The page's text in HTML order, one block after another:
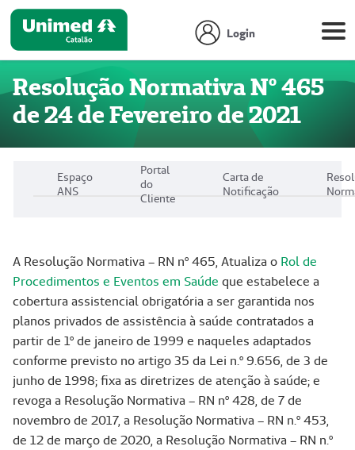
Login
Resolução Normativa Nº 465
de 24 de Fevereiro de 2021
Espaço
ANS
Portal
do
Cliente
Carta de
Notificação
A Resolução Normativa – RN nº 465, Atualiza o Rol de
Procedimentos e Eventos em Saúde que estabelece a
cobertura assistencial obrigatória a ser garantida nos
planos privados de assistência à saúde contratados a
partir de 1º de janeiro de 1999 e naqueles adaptados
conforme previsto no artigo 35 da Lei n.º 9.656, de 3 de
junho de 1998; fixa as diretrizes de atenção à saúde; e
revoga a Resolução Normativa – RN nº 428, de 7 de
novembro de 2017, a Resolução Normativa – RN n.º 453,
de 12 de março de 2020, a Resolução Normativa – RN n.º